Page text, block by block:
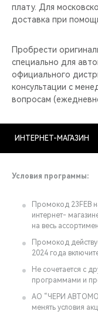
плату. Для
доставка при
Пробрести
специально для
официального
консультации с
вопросам
ИНТЕРНЕТ-МАГАЗИН
Условия программы:
Промокод 23FEB
интернет-
на весь
Промокод
2024 года
Не сочетается с
программами и
АО “ЧЕРИ
менять условия